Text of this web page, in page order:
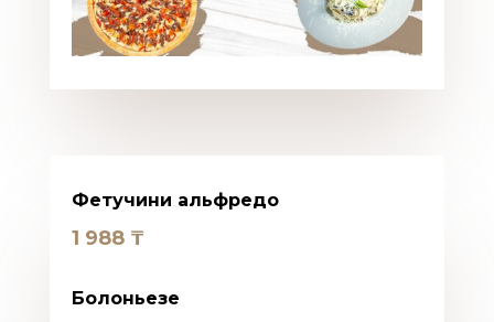
Фетучини альфредо
1 988 ₸
Болоньезе